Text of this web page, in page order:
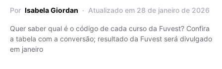
Por Isabela Giordan Atualizado em 28 de janeiro de 2026
Quer saber qual é o código de cada curso da Fuvest? Confira
a tabela com a conversão; resultado da Fuvest será divulgado
em janeiro